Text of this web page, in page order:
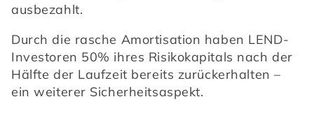
ausbezahlt.
Durch die rasche Amortisation haben LEND-
Investoren 50% ihres Risikokapitals nach der
Hälfte der Laufzeit bereits zurückerhalten –
ein weiterer Sicherheitsaspekt.